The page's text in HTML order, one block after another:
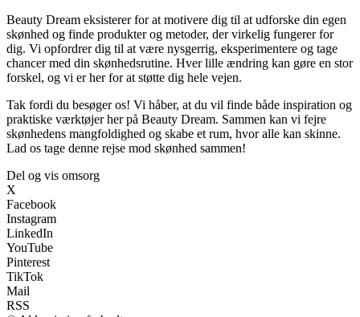
Beauty Dream eksisterer for at motivere dig til at udforske din egen
skønhed og finde produkter og metoder, der virkelig fungerer for
dig. Vi opfordrer dig til at være nysgerrig, eksperimentere og tage
chancer med din skønhedsrutine. Hver lille ændring kan gøre en stor
forskel, og vi er her for at støtte dig hele vejen.
Tak fordi du besøger os! Vi håber, at du vil finde både inspiration og
praktiske værktøjer her på Beauty Dream. Sammen kan vi fejre
skønhedens mangfoldighed og skabe et rum, hvor alle kan skinne.
Lad os tage denne rejse mod skønhed sammen!
Del og vis omsorg
X
Facebook
Instagram
LinkedIn
YouTube
Pinterest
TikTok
Mail
RSS